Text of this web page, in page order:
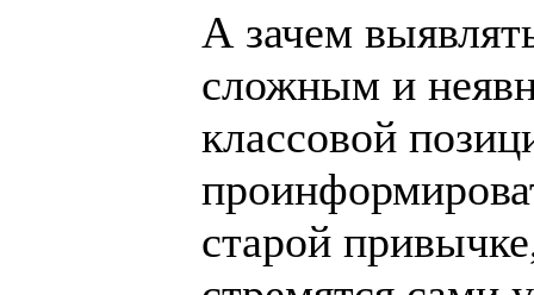
А зачем
сложным и
классовой
старой